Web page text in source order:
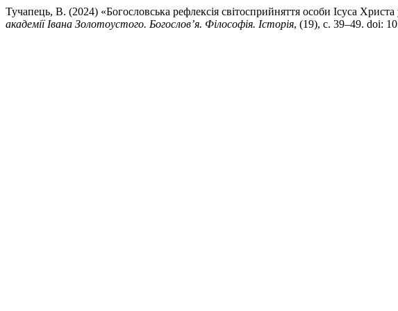
Тучапець, В. (2024) «Богословська рефлексія світосприйняття особи Ісуса
академії Івана Золотоустого. Богослов’я. Філософія. Історія, (19), с. 39–49. doi: